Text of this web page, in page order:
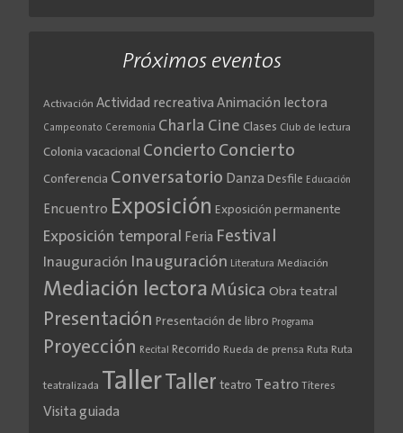
Próximos eventos
Activación Actividad recreativa Animación lectora
Campeonato Ceremonia Charla Cine Clases Club de lectura
Colonia vacacional Concierto Concierto
Conferencia Conversatorio Danza Desfile Educación
Encuentro Exposición Exposición permanente
Exposición temporal Feria Festival
Inauguración Inauguración Literatura Mediación
Mediación lectora Música Obra teatral
Presentación Presentación de libro Programa
Proyección Recital Recorrido Rueda de prensa Ruta Ruta
teatralizada TallerTaller teatro Teatro Títeres
Visita guiada